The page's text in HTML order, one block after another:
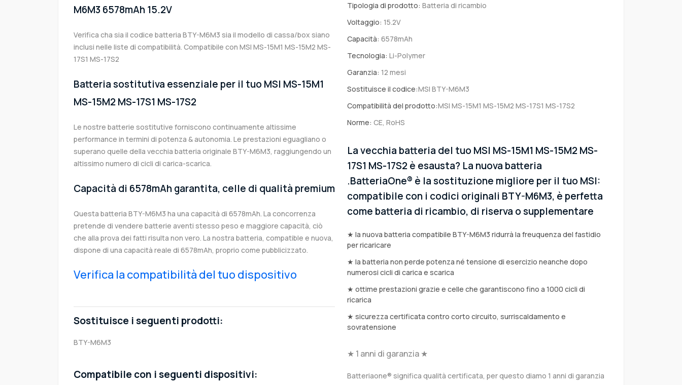
M6M3 6578mAh 15.2V
Verifica cha sia il codice batteria BTY-M6M3 sia il modello di cassa/box siano
inclusi nelle liste di compatibilità. Compatibile con MSI MS-15M1 MS-15M2 MS-
17S1 MS-17S2
Batteria sostitutiva essenziale per il tuo MSI MS-15M1
MS-15M2 MS-17S1 MS-17S2
Le nostre batterie sostitutive forniscono continuamente altissime
performance in termini di potenza & autonomia. Le prestazioni eguagliano o
superano quelle della vecchia batteria originale BTY-M6M3, raggiungendo un
altissimo numero di cicli di carica-scarica.
Capacità di 6578mAh garantita, celle di qualità premium
Questa batteria BTY-M6M3 ha una capacità di 6578mAh. La concorrenza
pretende di vendere batterie aventi stesso peso e maggiore capacità, ciò
che alla prova dei fatti risulta non vero. La nostra batteria, compatible e nuova,
dispone di una capacità reale di 6578mAh, proprio come pubblicizzato.
Verifica la compatibilità del tuo dispositivo
Sostituisce i seguenti prodotti:
BTY-M6M3
Compatibile con i seguenti dispositivi:
Tipologia di prodotto: Batteria di ricambio
Voltaggio: 15.2V
Capacità: 6578mAh
Tecnologia: Li-Polymer
Garanzia: 12 mesi
Sostituisce il codice:MSI BTY-M6M3
Compatibilità del prodotto:MSI MS-15M1 MS-15M2 MS-17S1 MS-17S2
Norme: CE, RoHS
La vecchia batteria del tuo MSI MS-15M1 MS-15M2 MS-
17S1 MS-17S2 è esausta? La nuova batteria
.BatteriaOne® è la sostituzione migliore per il tuo MSI:
compatibile con i codici originali BTY-M6M3, è perfetta
come batteria di ricambio, di riserva o supplementare
★ la nuova batteria compatibile BTY-M6M3 ridurrà la freuquenza del fastidio
per ricaricare
★ la batteria non perde potenza né tensione di esercizio neanche dopo
numerosi cicli di carica e scarica
★ ottime prestazioni grazie e celle che garantiscono fino a 1000 cicli di
ricarica
★ sicurezza certificata contro corto circuito, surriscaldamento e
sovratensione
★ 1 anni di garanzia ★
Batteriaone® significa qualità certificata, per questo diamo 1 anni di garanzia